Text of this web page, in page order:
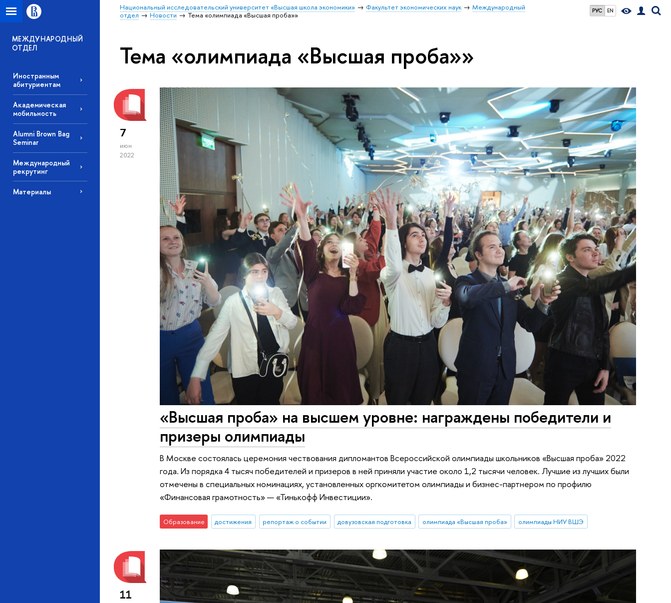
РУС EN
Национальный исследовательский университет «Высшая школа экономики» Факультет экономических наук
Международный
отдел
Новости Тема «олимпиада «Высшая проба»»
МЕЖДУНАРОДНЫЙ
ОТДЕЛ
Иностранным
абитуриентам
Академическая
мобильность
Alumni Brown Bag
Seminar
Международный
рекрутинг
Материалы
Тема «олимпиада «Высшая проба»»
7
июн
2022
«Высшая проба» на высшем уровне: награждены победители и
призеры олимпиады
В Москве состоялась церемония чествования дипломантов Всероссийской олимпиады школьников «Высшая проба» 2022
года. Из порядка 4 тысяч победителей и призеров в ней приняли участие около 1,2 тысячи человек. Лучшие из лучших были
отмечены в специальных номинациях, установленных оргкомитетом олимпиады и бизнес-партнером по профилю
«Финансовая грамотность» — «Тинькофф Инвестиции».
Образование достижения репортаж о событии довузовская подготовка олимпиада «Высшая проба» олимпиады НИУ ВШЭ
11